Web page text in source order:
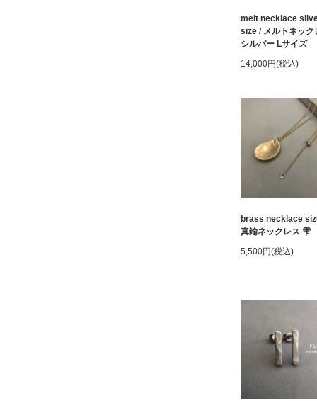
melt necklace
size / メルトネック
シルバー Lサイズ
14,000円(税込)
brass necklace
真鍮ネックレス 雫
5,500円(税込)